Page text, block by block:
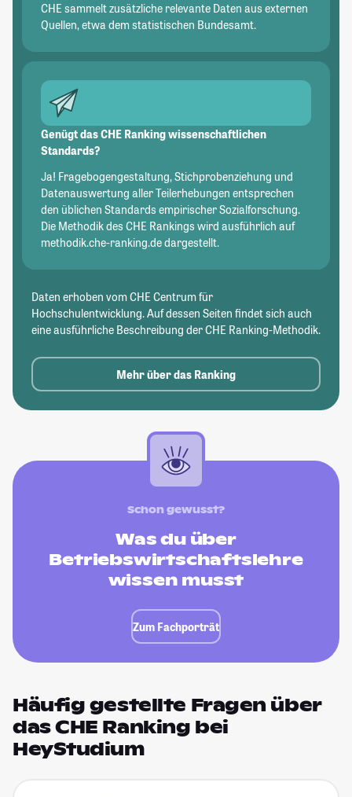
CHE sammelt zusätzliche relevante Daten aus externen
Quellen, etwa dem statistischen Bundesamt.
Genügt das CHE Ranking wissenschaftlichen
Standards?
Ja! Fragebogengestaltung, Stichprobenziehung und
Datenauswertung aller Teilerhebungen entsprechen
den üblichen Standards empirischer Sozialforschung.
Die Methodik des CHE Rankings wird ausführlich auf
methodik.che-ranking.de dargestellt.
Daten erhoben vom CHE Centrum für
Hochschulentwicklung. Auf dessen Seiten findet sich auch
eine ausführliche Beschreibung der CHE Ranking-Methodik.
Mehr über das Ranking
Schon gewusst?
Was du über
Betriebswirtschaftslehre
wissen musst
Zum Fachporträt
Häufig gestellte Fragen über
das CHE Ranking bei
HeyStudium